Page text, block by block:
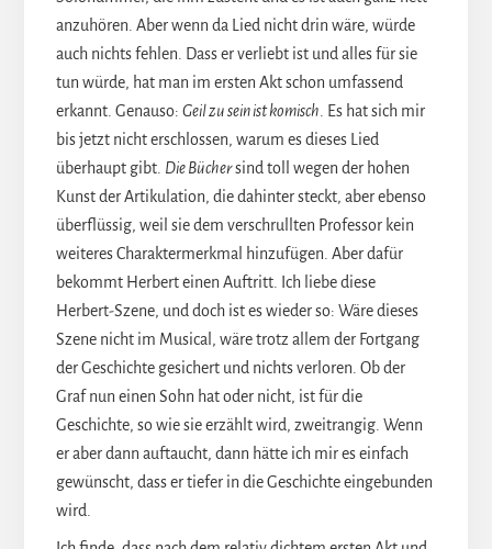
anzuhören. Aber wenn da Lied nicht drin wäre, würde
auch nichts fehlen. Dass er verliebt ist und alles für sie
tun würde, hat man im ersten Akt schon umfassend
erkannt. Genauso: Geil zu sein ist komisch. Es hat sich mir
bis jetzt nicht erschlossen, warum es dieses Lied
überhaupt gibt. Die Büchersind toll wegen der hohen
Kunst der Artikulation, die dahinter steckt, aber ebenso
überflüssig, weil sie dem verschrullten Professor kein
weiteres Charaktermerkmal hinzufügen. Aber dafür
bekommt Herbert einen Auftritt. Ich liebe diese
Herbert-Szene, und doch ist es wieder so: Wäre dieses
Szene nicht im Musical, wäre trotz allem der Fortgang
der Geschichte gesichert und nichts verloren. Ob der
Graf nun einen Sohn hat oder nicht, ist für die
Geschichte, so wie sie erzählt wird, zweitrangig. Wenn
er aber dann auftaucht, dann hätte ich mir es einfach
gewünscht, dass er tiefer in die Geschichte eingebunden
wird.